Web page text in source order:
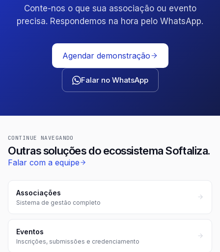
Conte-nos o que sua associação ou evento
precisa. Respondemos na hora pelo WhatsApp.
Agendar demonstração
Falar no WhatsApp
CONTINUE NAVEGANDO
Outras soluções do ecossistema Softaliza.
Falar com a equipe
Associações
Sistema de gestão completo
Eventos
Inscrições, submissões e credenciamento